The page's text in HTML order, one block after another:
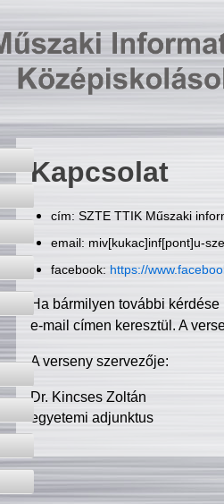
Kapcsolat
cím: SZTE TTIK Műszaki
email: miv[kukac]inf[pont]u-
facebook: https://
Ha bármilyen további
e-mail címen keresztül. A
A verseny szervezője:
Dr. Kincses Zoltán
egyetemi adjunktus